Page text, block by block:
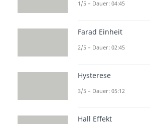
wählst, eine der
immer in
nicht weit.
1/5 – Dauer: 04:45
Farad Einheit
2/5 – Dauer: 02:45
Hysterese
3/5 – Dauer: 05:12
Hall Effekt